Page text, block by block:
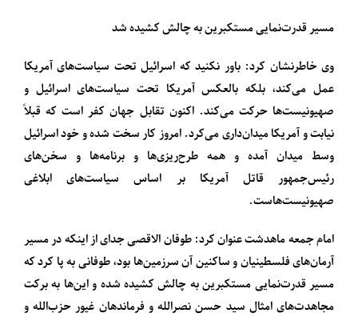
مسیر قدرت‌نمایی مستکبرین به چالش کشیده شد
وی خاطرنشان کرد: باور نکنید که اسرائیل تحت سیاست‌های آمریکا
عمل می‌کند، بلکه بالعکس آمریکا تحت سیاست‌های اسرائیل و
صهیونیست‌ها حرکت می‌کند. اکنون تقابل جهان کفر است که قبلاً
نیابت و آمریکا میدان‌داری می‌کرد. امروز کار سخت شده و خود اسرائیل
وسط میدان آمده و همه طرح‌ریزی‌ها و برنامه‌ها و سخن‌های
رئیس‌جمهور قاتل آمریکا بر اساس سیاست‌های ابلاغی
صهیونیست‌هاست.
امام جمعه ماهدشت عنوان کرد: طوفان الاقصی جدای از اینکه در مسیر
آرمان‌های فلسطینیان و ساکنین آن سرزمین‌ها بود، طوفانی به پا کرد که
مسیر قدرت‌نمایی مستکبرین به چالش کشیده شده و این‌ها به برکت
مجاهدت‌های امثال سید حسن نصرالله و فرماندهان غیور حزب‌الله و